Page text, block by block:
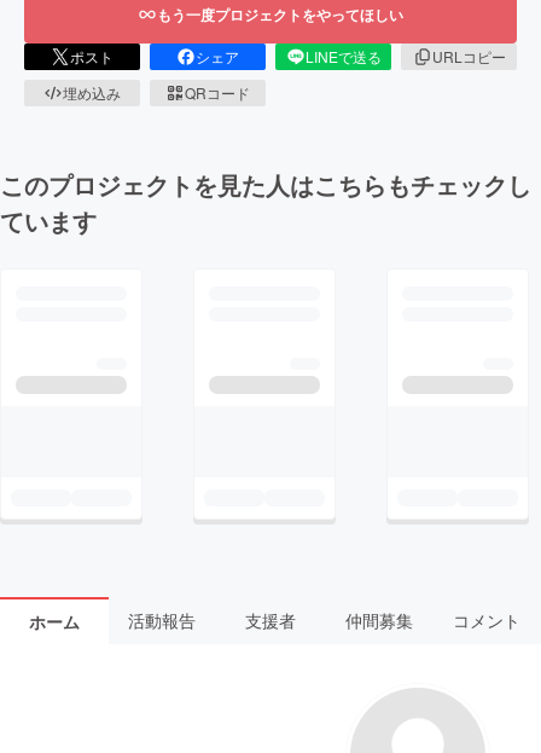
もう一度プロジェクトをやってほしい
ポスト シェア LINEで送る
URLコピー
埋め込み
QRコード
このプロジェクトを見た人はこちらもチェックし
ています
ホーム 活動報告 支援者 仲間募集 コメント